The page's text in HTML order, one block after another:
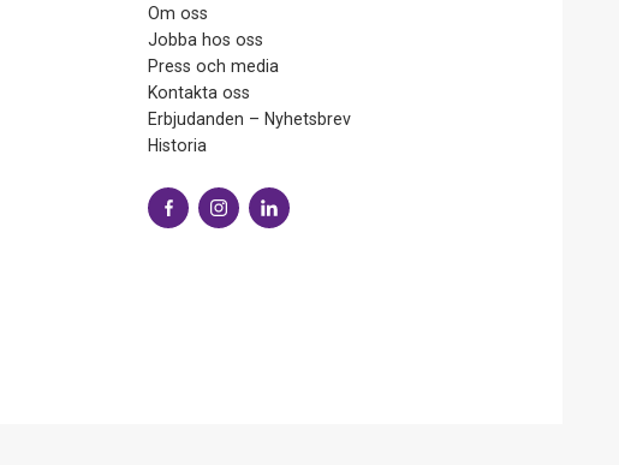
Om oss
Jobba hos oss
Press och media
Kontakta oss
Erbjudanden – Nyhetsbrev
Historia